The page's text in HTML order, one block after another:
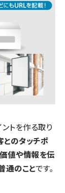
トを作る取り
とのタッチポ
値や情報を伝
通のことです。